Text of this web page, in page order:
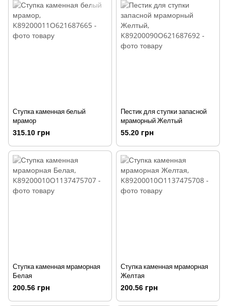
Ступка каменная белый
мрамор
315.10 грн
Пестик для ступки запасной
мраморный Желтый
55.20 грн
Ступка каменная мраморная
Белая
200.56 грн
Ступка каменная мраморная
Желтая
200.56 грн